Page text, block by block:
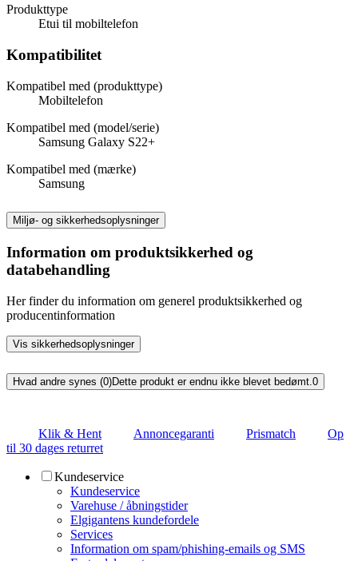
Produkttype
Etui til mobiltelefon
Kompatibilitet
Kompatibel med (produkttype)
Mobiltelefon
Kompatibel med (model/serie)
Samsung Galaxy S22+
Kompatibel med (mærke)
Samsung
Miljø- og sikkerhedsoplysninger
Information om produktsikkerhed og
databehandling
Her finder du information om generel produktsikkerhed og
producentinformation
Vis sikkerhedsoplysninger
Hvad andre synes (0)Dette produkt er endnu ikke blevet bedømt.0
Klik & Hent Annoncegaranti Prismatch
Op
til 30 dages returret
Kundeservice
Kundeservice
Varehuse / åbningstider
Elgigantens kundefordele
Services
Information om spam/phishing-emails og SMS